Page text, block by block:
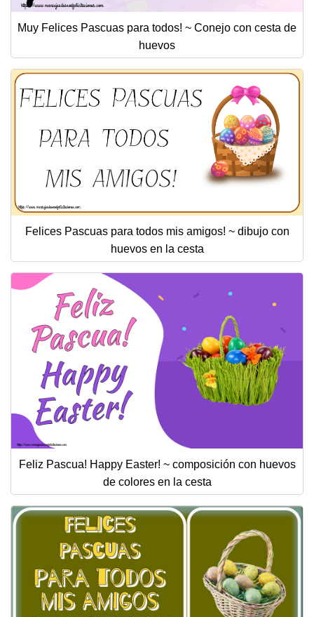
Muy Felices Pascuas para todos! ~ Conejo con cesta de
huevos
Felices Pascuas para todos mis amigos! ~ dibujo con
huevos en la cesta
Feliz Pascua! Happy Easter! ~ composición con huevos
de colores en la cesta